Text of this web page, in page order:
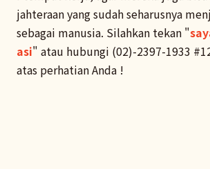
jahteraan yang sudah seharusnya
sebagai manusia. Silahkan tekan "
asi" atau hubungi (02)-2397-1933
atas perhatian Anda !